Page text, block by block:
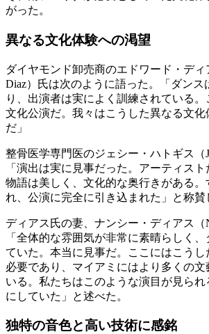
がった。
異なる文化体験への渇望
ダイヤモンド卸売商のエドワード・ディ
Diaz）氏は次のように語った。「ダンス
り、出演者は実によく訓練されている
文化公演だ。我々はこうした異なる文
だ」
整骨医学専門医のジェシー・ハトギス（
「演出は実に見事だった。アーティスト
物語は美しく、文化的な奥行きがある。
れ、公演に完全に引き込まれた」と称賛
ディアス氏の妻、ナンシー・ディアス（
「全体的な雰囲気が非常に素晴らしく
ていた。本当に見事だ。ここにはこうし
必要であり、マイアミにはより多くの文
いる。私たちはこのような演目が見られ
にしていた」と述べた。
独特の音色と高い技術に感銘